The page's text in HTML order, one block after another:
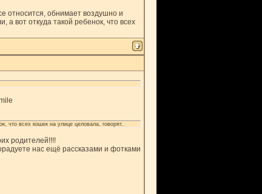
относится, обнимает воздушно и
вот откуда такой ребенок, что всех
что всех кошек на улице целовала, говорят..
родителей!!!!
нас ещё рассказами и фотками